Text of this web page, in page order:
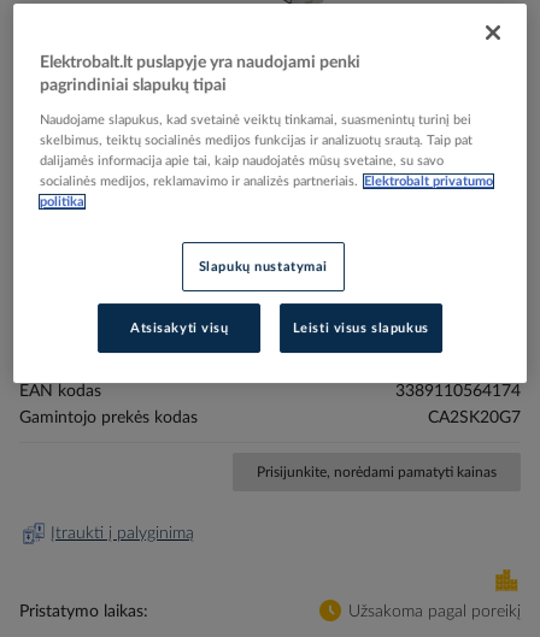
Skip
the
beginning
Reali prekė gali skirtis nuo pavaizduotos nuotraukoje
TeSys CAK kontroles rele. Valdymo grandines
itampa:, CA2SK20G7, , CONTACTORS & MOTOR
AUXILIARY CONTACTORS - SCHNEIDER
ELECTRIC (pavadinimas tikslinamas)
EAN kodas
3389110564174
Gamintojo prekės kodas
CA2SK20G7
Prisijunkite, norėdami pamatyti kainas
Įtraukti į palyginimą
Pristatymo laikas Užsakoma pagal poreikį
Elektrobalt.lt puslapyje yra naudojami penki
pagrindiniai slapukų tipai
Naudojame slapukus, kad svetainė veiktų tinkamai, suasmenintų turinį bei
skelbimus, teiktų socialinės medijos funkcijas ir analizuotų srautą. Taip pat
dalijamės informacija apie tai, kaip naudojatės mūsų svetaine, su savo
socialinės medijos, reklamavimo ir analizės partneriais.
Elektrobalt privatumo
politika
Slapukų nustatymai
Atsisakyti visų Leisti visus slapukus